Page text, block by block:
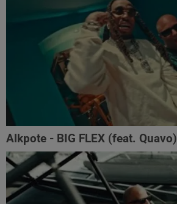
Alkpote - BIG FLEX (feat. Quavo)